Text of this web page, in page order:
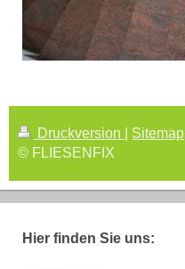
Druckversion
Sitemap
© FLIESENFIX
Hier finden Sie uns: